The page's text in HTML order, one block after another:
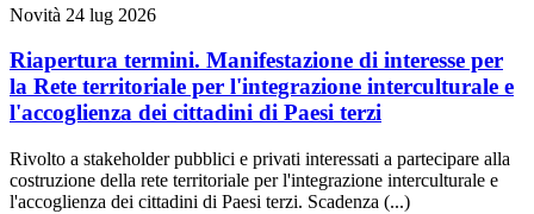
Novità 24 lug 2026
Riapertura termini. Manifestazione di interesse per
la Rete territoriale per l'integrazione interculturale e
l'accoglienza dei cittadini di Paesi terzi
Rivolto a stakeholder pubblici e privati interessati a partecipare alla
costruzione della rete territoriale per l'integrazione interculturale e
l'accoglienza dei cittadini di Paesi terzi. Scadenza (...)